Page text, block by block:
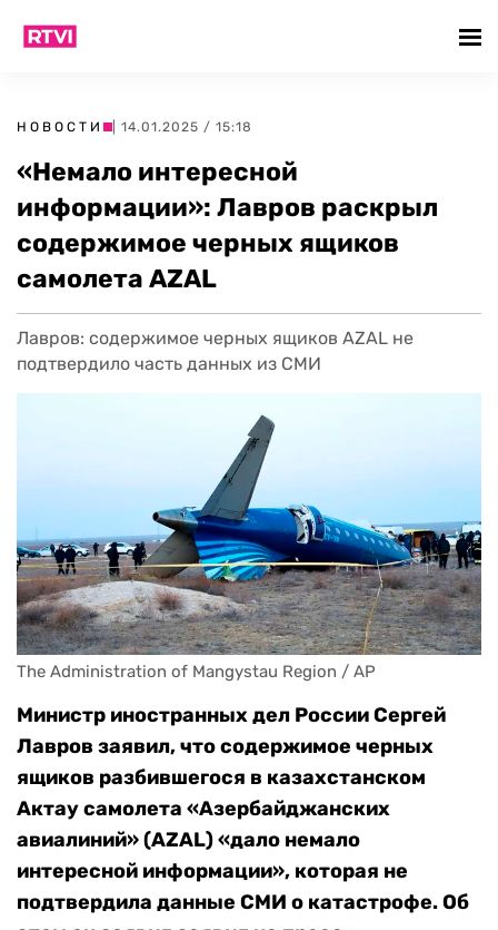
НОВОСТИ | 14.01.2025 / 15:18
«Немало интересной
информации»: Лавров раскрыл
содержимое черных ящиков
самолета AZAL
Лавров: содержимое черных ящиков AZAL не
подтвердило часть данных из СМИ
The Administration of Mangystau Region / AP
Министр иностранных дел России Сергей
Лавров заявил, что содержимое черных
ящиков разбившегося в казахстанском
Актау самолета «Азербайджанских
авиалиний» (AZAL) «дало немало
интересной информации», которая не
подтвердила данные СМИ о катастрофе. Об